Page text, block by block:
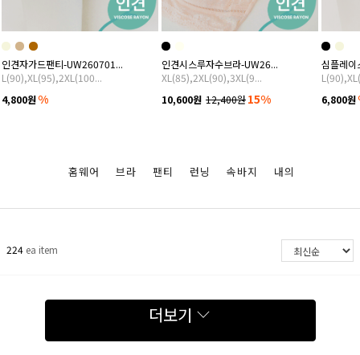
인견자가드팬티-UW260701...
L(90),XL(95),2XL(100...
4,800원%
인견시스루자수브라-UW26...
XL(85),2XL(90),3XL(9...
10,600원 12,400원15%
심플레
6,800원
홈웨어 브라 팬티 런닝 속바지 내의
224 ea item
더보기